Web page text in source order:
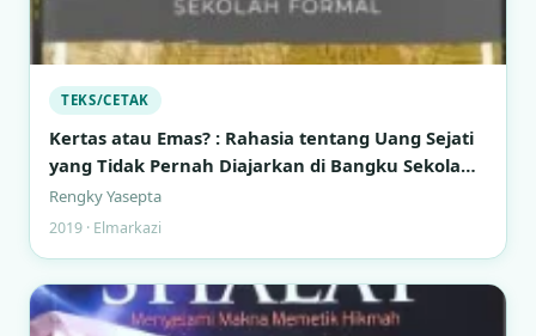
TEKS/CETAK
Kertas atau Emas? : Rahasia tentang Uang Sejati
yang Tidak Pernah Diajarkan di Bangku Sekolah
Formal
Rengky Yasepta
2019 · Elmarkazi